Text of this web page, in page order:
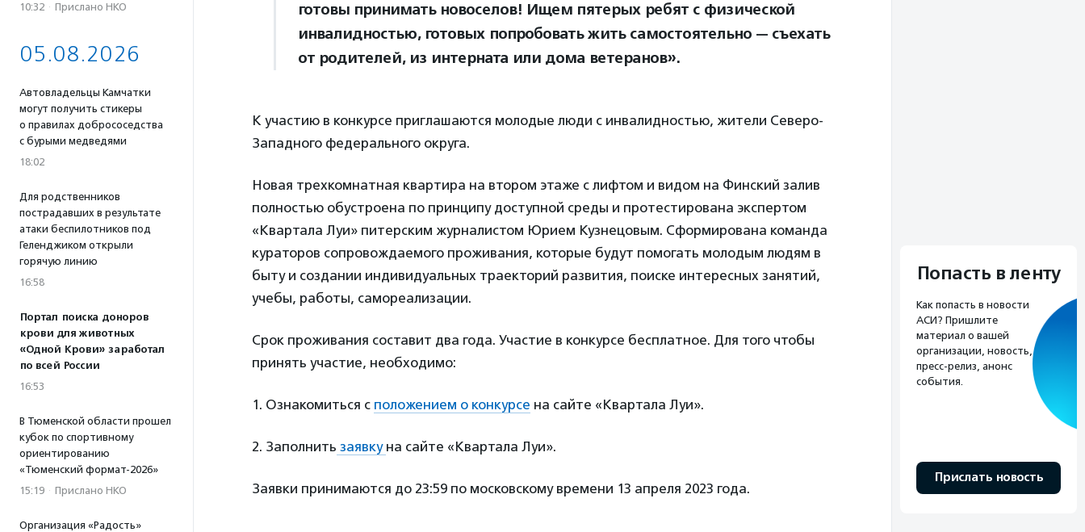
10:32 · Прислано НКО
05.08.2026
Автовладельцы Камчатки
могут получить стикеры
о правилах добрососедства
с бурыми медведями
18:02
Для родственников
пострадавших в результате
атаки беспилотников под
Геленджиком открыли
горячую линию
16:58
Портал поиска доноров
крови для животных
«Одной Крови» заработал
по всей России
16:53
В Тюменской области прошел
кубок по спортивному
ориентированию
«Тюменский формат-2026»
15:19 · Прислано НКО
Организация «Радость»
готовы принимать новоселов! Ищем пятерых ребят с физической
инвалидностью, готовых попробовать жить самостоятельно — съехать
от родителей, из интерната или дома ветеранов».
К участию в конкурсе приглашаются молодые люди с инвалидностью, жители Северо-
Западного федерального округа.
Новая трехкомнатная квартира на втором этаже с лифтом и видом на Финский залив
полностью обустроена по принципу доступной среды и протестирована экспертом
«Квартала Луи» питерским журналистом Юрием Кузнецовым. Сформирована команда
кураторов сопровождаемого проживания, которые будут помогать молодым людям в
быту и создании индивидуальных траекторий развития, поиске интересных занятий,
учебы, работы, самореализации.
Срок проживания составит два года. Участие в конкурсе бесплатное. Для того чтобы
принять участие, необходимо:
1. Ознакомиться с положением о конкурсе на сайте «Квартала Луи».
2. Заполнить заявку на сайте «Квартала Луи».
Заявки принимаются до 23:59 по московскому времени 13 апреля 2023 года.
Попасть в ленту
Как попасть в новости
АСИ? Пришлите
материал о вашей
организации, новость,
пресс-релиз, анонс
события.
Прислать новость